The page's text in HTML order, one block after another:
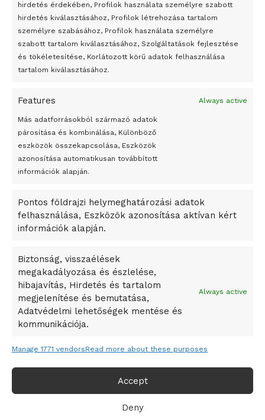
hirdetés érdekében, Profilok használata személyre szabott
hirdetés kiválasztásához, Profilok létrehozása tartalom
személyre szabásához, Profilok használata személyre
szabott tartalom kiválasztásához, Szolgáltatások fejlesztése
és tökéletesítése, Korlátozott körű adatok felhasználása
tartalom kiválasztásához.
Features Always active
Más adatforrásokból származó adatok
párosítása és kombinálása, Különböző
eszközök összekapcsolása, Eszközök
azonosítása automatikusan továbbított
információk alapján.
Pontos földrajzi helymeghatározási adatok
felhasználása, Eszközök azonosítása aktívan kért
információk alapján.
Biztonság, visszaélések
megakadályozása és észlelése,
hibajavítás, Hirdetés és tartalom
megjelenítése és bemutatása,
Adatvédelmi lehetőségek mentése és
kommunikációja.
Always active
Manage 1771 vendorsRead more about these purposes
Accept
Deny
Egy vagyonért adták el Banksy művét miután elégették.
Az 1950-ben elhunyt alkotók művei szabadon
felhasználhatóvá válnak
Megváltoztatják a montenegrói egyházügyi törvény
Peking – A visegrádi országok zsidó kulturális örökségét
bemutató fotókiállítás nyílt
Megveszi az osztrák Wienerberger az amerikai Meridian
Bricket
A Startup Campus egyetemi programjainak legjobbjai az
A Ringo Starr új albummal jelentkezik
A Vajdasági Magyar Szövetség államtitkárait kinevezték
Dzsingisz kán hódító hadjárata okozta
Kuramagomedov ötödik, Muszukajev elődöntős – Birkózó
világkupa